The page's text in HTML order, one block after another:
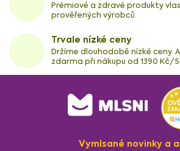
Prémiové a zdravé produkty
prověřených výrobců.
Trvale nízké ceny
Držíme dlouhodobě nízké ceny.
zdarma při nákupu od 1390 Kč/
Vymlsané novinky a